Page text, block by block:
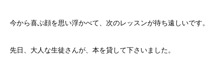
今から喜ぶ顔を思い浮かべて、次のレッスンが待ち遠しいです。
先日、大人な生徒さんが、本を貸して下さいました。